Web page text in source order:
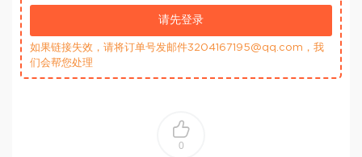
请先登录
如果链接失效，请将订单号发邮件3204167195@qq.com，我
们会帮您处理
0